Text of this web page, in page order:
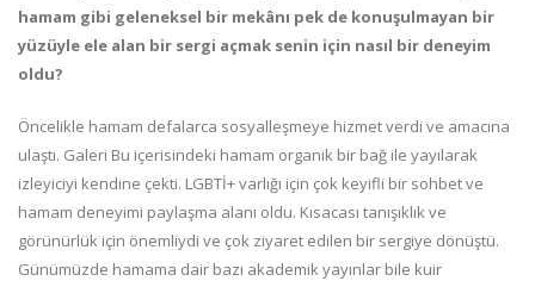
hamam gibi geleneksel bir mekânı pek de konuşulmayan bir
yüzüyle ele alan bir sergi açmak senin için nasıl bir deneyim
oldu?
Öncelikle hamam defalarca sosyalleşmeye hizmet verdi ve amacına
ulaştı. Galeri Bu içerisindeki hamam organik bir bağ ile yayılarak
izleyiciyi kendine çekti. LGBTİ+ varlığı için çok keyifli bir sohbet ve
hamam deneyimi paylaşma alanı oldu. Kısacası tanışıklık ve
görünürlük için önemliydi ve çok ziyaret edilen bir sergiye dönüştü.
Günümüzde hamama dair bazı akademik yayınlar bile kuir